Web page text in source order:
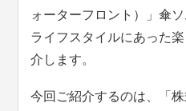
ォーターフロント）」傘
ライフスタイルにあった
介します。
今回ご紹介するのは、「